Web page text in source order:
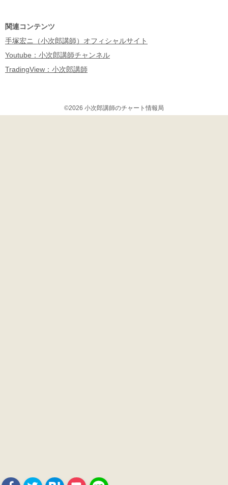
関連コンテンツ
手塚宏ニ（小次郎講師）オフィシャルサイト
Youtube：小次郎講師チャンネル
TradingView：小次郎講師
©2026 小次郎講師のチャート情報局